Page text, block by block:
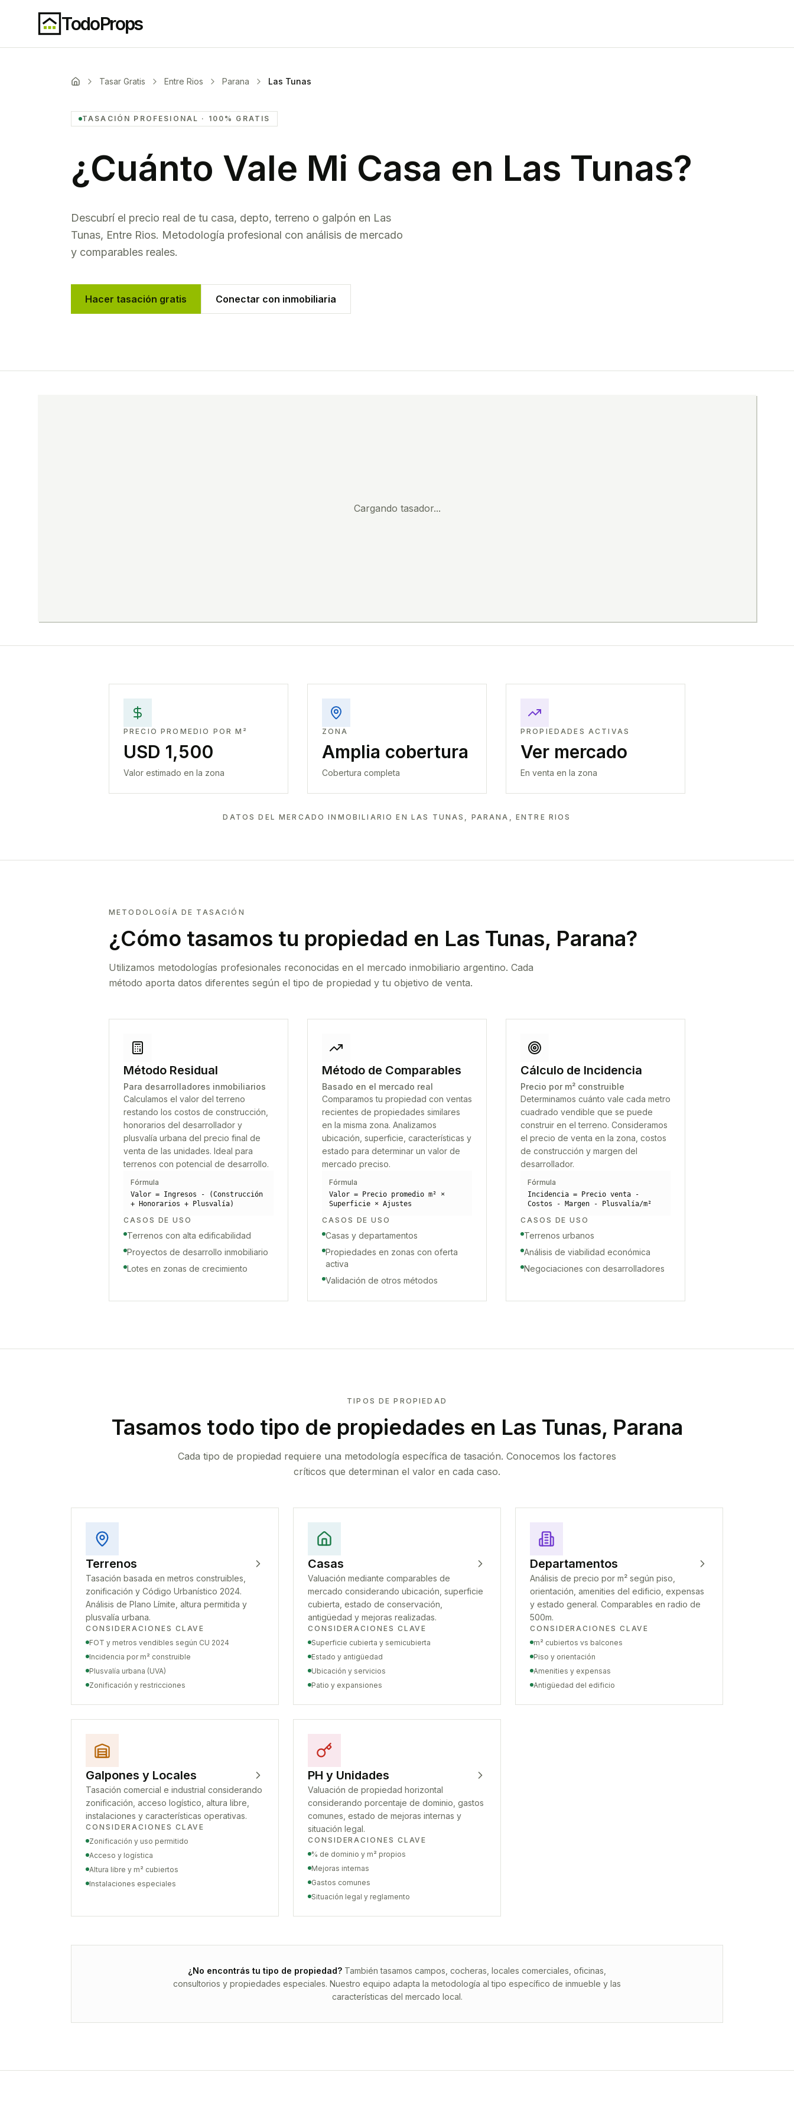
TodoProps
Tasar Gratis Entre Rios Parana Las Tunas
TASACIÓN PROFESIONAL · 100% GRATIS
¿Cuánto Vale Mi Casa en Las Tunas?
Descubrí el precio real de tu casa, depto, terreno o galpón en Las
Tunas, Entre Rios. Metodología profesional con análisis de mercado
y comparables reales.
Hacer tasación gratis Conectar con inmobiliaria
Cargando tasador...
PRECIO PROMEDIO POR M²
USD 1,500
Valor estimado en la zona
ZONA
Amplia cobertura
Cobertura completa
PROPIEDADES ACTIVAS
Ver mercado
En venta en la zona
DATOS DEL MERCADO INMOBILIARIO EN LAS TUNAS, PARANA, ENTRE RIOS
METODOLOGÍA DE TASACIÓN
¿Cómo tasamos tu propiedad en Las Tunas, Parana?
Utilizamos metodologías profesionales reconocidas en el mercado inmobiliario argentino. Cada
método aporta datos diferentes según el tipo de propiedad y tu objetivo de venta.
Método Residual
Para desarrolladores inmobiliarios
Calculamos el valor del terreno
restando los costos de construcción,
honorarios del desarrollador y
plusvalía urbana del precio final de
venta de las unidades. Ideal para
terrenos con potencial de desarrollo.
Fórmula
Valor = Ingresos - (Construcción
+ Honorarios + Plusvalía)
CASOS DE USO
Terrenos con alta edificabilidad
Proyectos de desarrollo inmobiliario
Lotes en zonas de crecimiento
Método de Comparables
Basado en el mercado real
Comparamos tu propiedad con ventas
recientes de propiedades similares
en la misma zona. Analizamos
ubicación, superficie, características y
estado para determinar un valor de
mercado preciso.
Fórmula
Valor = Precio promedio m² ×
Superficie × Ajustes
CASOS DE USO
Casas y departamentos
Propiedades en zonas con oferta
activa
Validación de otros métodos
Cálculo de Incidencia
Precio por m² construible
Determinamos cuánto vale cada metro
cuadrado vendible que se puede
construir en el terreno. Consideramos
el precio de venta en la zona, costos
de construcción y margen del
desarrollador.
Fórmula
Incidencia = Precio venta -
Costos - Margen - Plusvalía/m²
CASOS DE USO
Terrenos urbanos
Análisis de viabilidad económica
Negociaciones con desarrolladores
TIPOS DE PROPIEDAD
Tasamos todo tipo de propiedades en Las Tunas, Parana
Cada tipo de propiedad requiere una metodología específica de tasación. Conocemos los factores
críticos que determinan el valor en cada caso.
Terrenos
Tasación basada en metros construibles,
zonificación y Código Urbanístico 2024.
Análisis de Plano Límite, altura permitida y
plusvalía urbana.
CONSIDERACIONES CLAVE
FOT y metros vendibles según CU 2024
Incidencia por m² construible
Plusvalía urbana (UVA)
Zonificación y restricciones
Casas
Valuación mediante comparables de
mercado considerando ubicación, superficie
cubierta, estado de conservación,
antigüedad y mejoras realizadas.
CONSIDERACIONES CLAVE
Superficie cubierta y semicubierta
Estado y antigüedad
Ubicación y servicios
Patio y expansiones
Departamentos
Análisis de precio por m² según piso,
orientación, amenities del edificio, expensas
y estado general. Comparables en radio de
500m.
CONSIDERACIONES CLAVE
m² cubiertos vs balcones
Piso y orientación
Amenities y expensas
Antigüedad del edificio
Galpones y Locales
Tasación comercial e industrial considerando
zonificación, acceso logístico, altura libre,
instalaciones y características operativas.
CONSIDERACIONES CLAVE
Zonificación y uso permitido
Acceso y logística
Altura libre y m² cubiertos
Instalaciones especiales
PH y Unidades
Valuación de propiedad horizontal
considerando porcentaje de dominio, gastos
comunes, estado de mejoras internas y
situación legal.
CONSIDERACIONES CLAVE
% de dominio y m² propios
Mejoras internas
Gastos comunes
Situación legal y reglamento
¿No encontrás tu tipo de propiedad? También tasamos campos, cocheras, locales comerciales, oficinas,
consultorios y propiedades especiales. Nuestro equipo adapta la metodología al tipo específico de inmueble y las
características del mercado local.